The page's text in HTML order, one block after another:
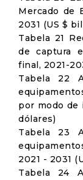
Mercado de
2031 (US $
Tabela 21
de captura
final, 2021-
Tabela 22
por modo de
dólares)
Tabela 23
2021 - 2031
Tabela 24